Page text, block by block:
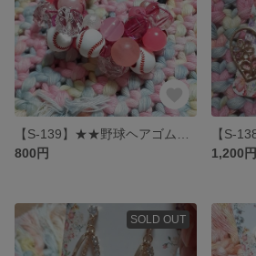
800円
1,200円
SOLD OUT